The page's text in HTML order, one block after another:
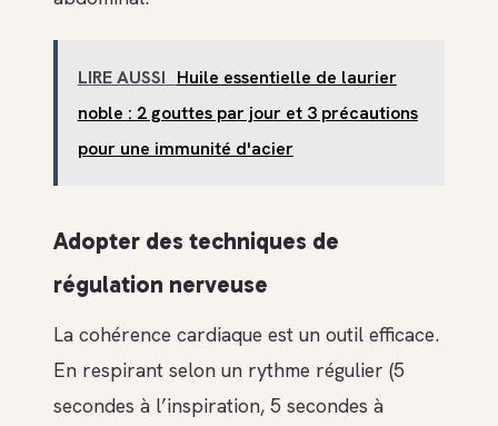
LIRE AUSSI Huile essentielle de laurier
noble : 2 gouttes par jour et 3 précautions
pour une immunité d'acier
Adopter des techniques de
régulation nerveuse
La cohérence cardiaque est un outil efficace.
En respirant selon un rythme régulier (5
secondes à l’inspiration, 5 secondes à